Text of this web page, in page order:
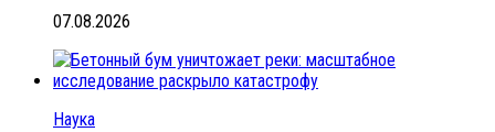
07.08.2026
Наука